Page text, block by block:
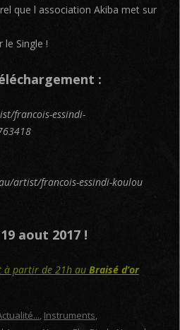
que l association Akiba met sur
Single !
:
francois-essindi-
artist/francois-essindi-koulou
aout 2017 !
à partir de 21h au Braisé d’or
, Instruments,